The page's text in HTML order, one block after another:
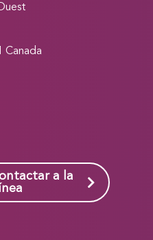
Canada
a la